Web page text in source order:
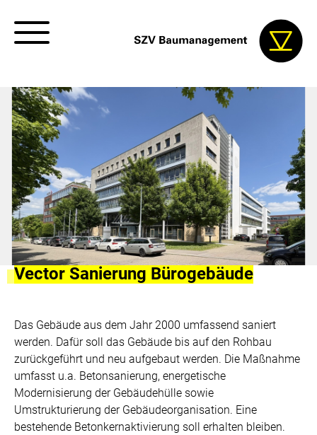
Vector Sanierung Bürogebäude
Das Gebäude aus dem Jahr 2000 umfassend saniert
werden. Dafür soll das Gebäude bis auf den Rohbau
zurückgeführt und neu aufgebaut werden. Die Maßnahme
umfasst u.a. Betonsanierung, energetische
Modernisierung der Gebäudehülle sowie
Umstrukturierung der Gebäudeorganisation. Eine
bestehende Betonkernaktivierung soll erhalten bleiben.